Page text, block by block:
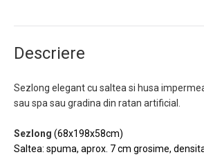
Descriere
Sezlong elegant cu saltea si husa
sau spa sau gradina din ratan artificial.
Sezlong (68x198x58cm)
Saltea: spuma, aprox. 7 cm grosime,